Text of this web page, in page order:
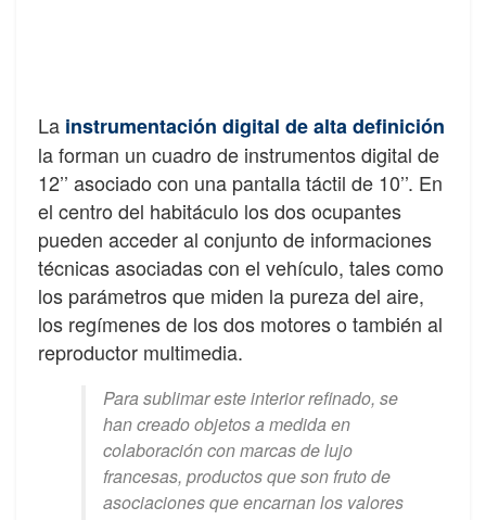
La instrumentación digital de alta definición
la forman un cuadro de instrumentos digital de
12’’ asociado con una pantalla táctil de 10’’. En
el centro del habitáculo los dos ocupantes
pueden acceder al conjunto de informaciones
técnicas asociadas con el vehículo, tales como
los parámetros que miden la pureza del aire,
los regímenes de los dos motores o también al
reproductor multimedia.
Para sublimar este interior refinado, se
han creado objetos a medida en
colaboración con marcas de lujo
francesas, productos que son fruto de
asociaciones que encarnan los valores